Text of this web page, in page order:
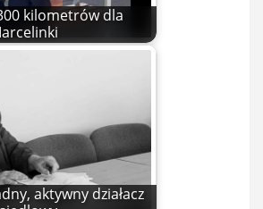
kilometrów dla
aktywny działacz